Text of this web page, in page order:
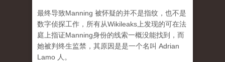
最终导致Manning 被怀疑的并不是指纹，也不是
数字侦探工作，所有从Wikileaks上发现的可在法
庭上指证Manning身份的线索一概没能找到，而
她被判终生监禁，其原因是是一个名叫 Adrian
Lamo 人。